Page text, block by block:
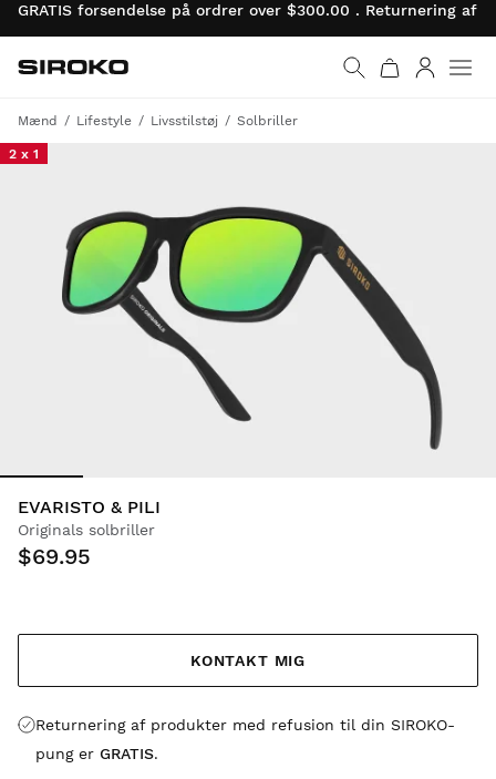
GRATIS forsendelse på ordrer over $300.00 . Returnering
Gå til startsiden
Siroko.com
Mænd Lifestyle Livsstilstøj Solbriller
2 x 1
EVARISTO & PILI
Originals solbriller
$69.95
KONTAKT MIG
Returnering af produkter med refusion til din SIROKO-
pung er GRATIS.